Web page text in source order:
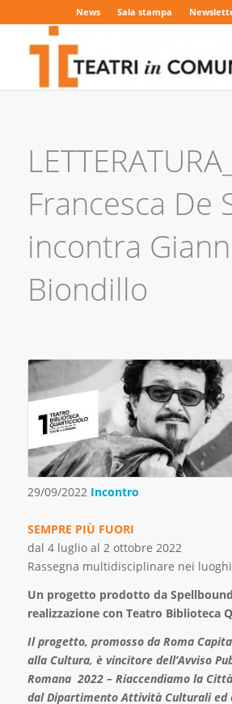
News Sala stampa
LETTERATURA_
Francesca De
incontra
Biondillo
29/09/2022 Incontro
SEMPRE PIÙ FUORI
dal 4 luglio al 2 ottobre 2022
Rassegna multidisciplinare nei
Un progetto prodotto da
realizzazione con Teatro Biblioteca
Il progetto, promosso da Roma
alla Cultura, è vincitore dell’Avviso
Romana 2022 – Riaccendiamo la
dal Dipartimento Attività Culturali ed